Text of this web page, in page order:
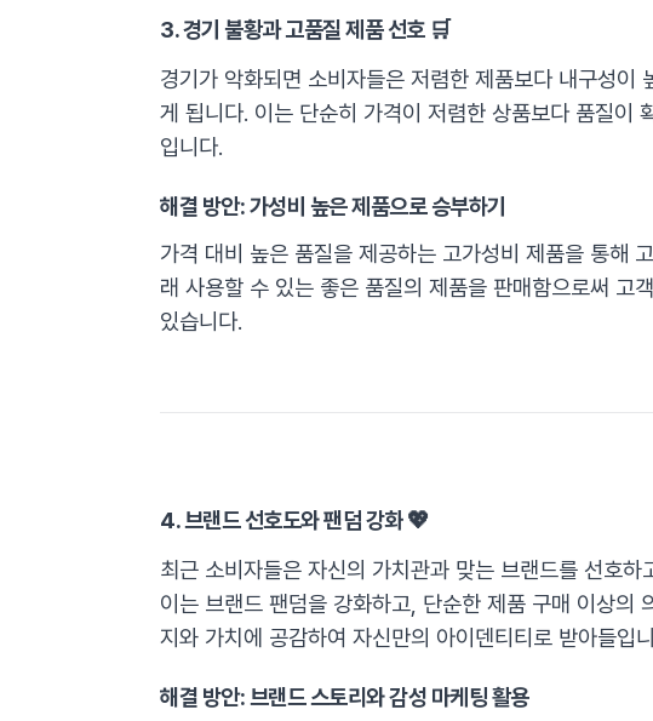
3. 경기 불황과 고품질 제품 선호 🛒
경기가 악화되면 소비자들은 저렴한 제품보다 내구성이
게 됩니다. 이는 단순히 가격이 저렴한 상품보다 품질이
입니다.
해결 방안: 가성비 높은 제품으로 승부하기
가격 대비 높은 품질을 제공하는 고가성비 제품을 통해
래 사용할 수 있는 좋은 품질의 제품을 판매함으로써 고
있습니다.
4. 브랜드 선호도와 팬덤 강화 💖
최근 소비자들은 자신의 가치관과 맞는 브랜드를 선호
이는 브랜드 팬덤을 강화하고, 단순한 제품 구매 이상의
지와 가치에 공감하여 자신만의 아이덴티티로 받아들입
해결 방안: 브랜드 스토리와 감성 마케팅 활용